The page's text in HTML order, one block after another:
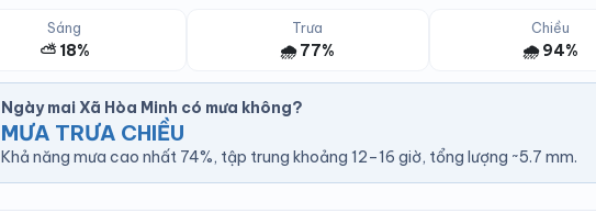
Sáng
⛅ 18%
Trưa
🌧️ 77%
Chiều
🌧️ 94%
Ngày mai Xã Hòa Minh có mưa không?
MƯA TRƯA CHIỀU
Khả năng mưa cao nhất 74%, tập trung khoảng 12–16 giờ, tổng lượng ~5.7 mm.